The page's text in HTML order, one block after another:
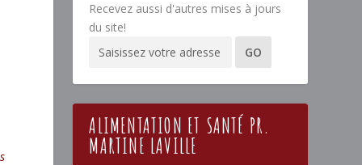
Recevez aussi d'autres mises à jours
du site!
ALIMENTATION ET SANTÉ PR.
MARTINE LAVILLE